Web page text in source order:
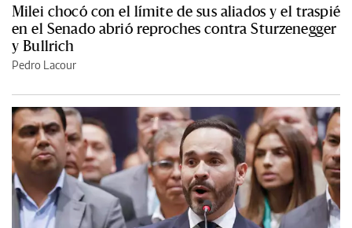
Milei chocó con el límite de sus aliados y el traspié
en el Senado abrió reproches contra Sturzenegger
y Bullrich
Pedro Lacour